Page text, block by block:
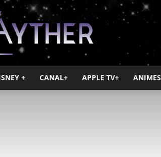
Ayther
+ CANAL+ APPLE TV+ ANIMES